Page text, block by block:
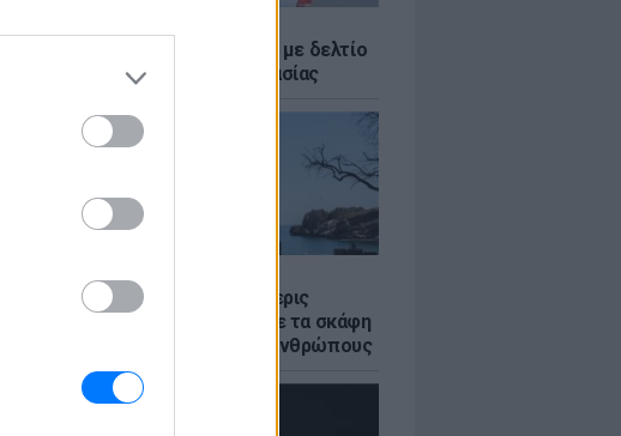
Πουέρτο Ρίκο: Διανομή νερού με δελτίο
εν μέσω παρατεταμένης ξηρασίας
Φωτιά στο Ρέθυμνο: Οι τέσσερις
«ήρωες της θάλασσας» που με τα σκάφη
τους έσωσαν πάνω από 100 ανθρώπους